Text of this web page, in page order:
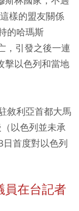
樣的盟友關係
的哈瑪斯
，引發之後一連
擊以色列和當地
敘利亞首都大馬
以色列並未承
首度對以色列
在台記者